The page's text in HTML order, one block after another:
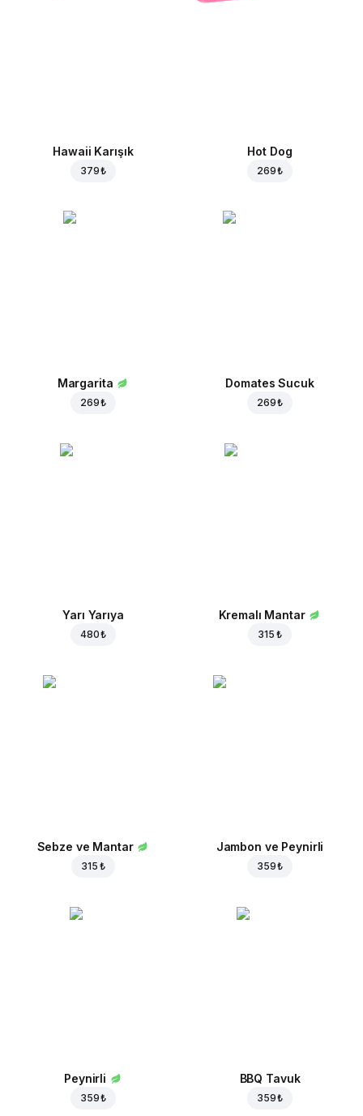
Hawaii Karışık
379 ₺
Hot Dog
269 ₺
Margarita
269 ₺
Domates Sucuk
269 ₺
Yarı Yarıya
480 ₺
Kremalı Mantar
315 ₺
Sebze ve Mantar
315 ₺
Jambon ve Peynirli
359 ₺
Peynirli
359 ₺
BBQ Tavuk
359 ₺